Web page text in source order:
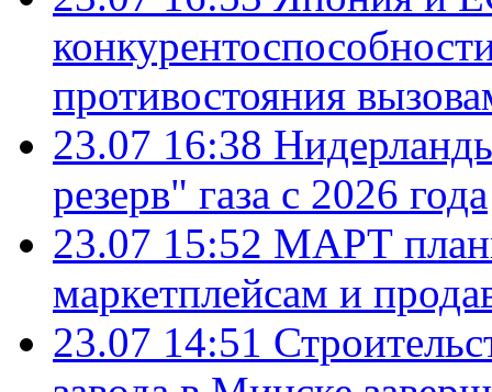
противостояния
23.07 16:38
резерв" газа с 2026 года
23.07 15:52 МАРТ
маркетплейсам и
23.07 14:51